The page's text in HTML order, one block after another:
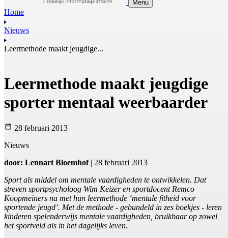
Menu
Home
Nieuws
Leermethode maakt jeugdige...
Leermethode maakt jeugdige
sporter mentaal weerbaarder
28 februari 2013
Nieuws
door: Lennart Bloemhof| 28 februari 2013
Sport als middel om mentale vaardigheden te ontwikkelen. Dat
streven sportpsycholoog Wim Keizer en sportdocent Remco
Koopmeiners na met hun leermethode ‘mentale fitheid voor
sportende jeugd’. Met de methode - gebundeld in zes boekjes - leren
kinderen spelenderwijs mentale vaardigheden, bruikbaar op zowel
het sportveld als in het dagelijks leven.